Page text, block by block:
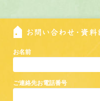
お名前
ご連絡先お電話番号